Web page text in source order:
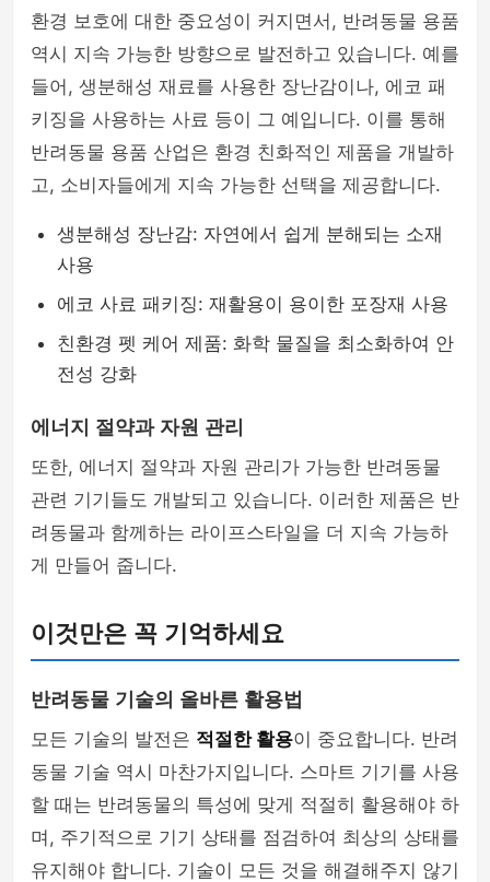
환경 보호에 대한 중요성이 커지면서, 반려동물 용품
역시 지속 가능한 방향으로 발전하고 있습니다. 예를
들어, 생분해성 재료를 사용한 장난감이나, 에코 패
키징을 사용하는 사료 등이 그 예입니다. 이를 통해
반려동물 용품 산업은 환경 친화적인 제품을 개발하
고, 소비자들에게 지속 가능한 선택을 제공합니다.
생분해성 장난감: 자연에서 쉽게 분해되는 소재
사용
에코 사료 패키징: 재활용이 용이한 포장재 사용
친환경 펫 케어 제품: 화학 물질을 최소화하여 안
전성 강화
에너지 절약과 자원 관리
또한, 에너지 절약과 자원 관리가 가능한 반려동물
관련 기기들도 개발되고 있습니다. 이러한 제품은 반
려동물과 함께하는 라이프스타일을 더 지속 가능하
게 만들어 줍니다.
이것만은 꼭 기억하세요
반려동물 기술의 올바른 활용법
모든 기술의 발전은 적절한 활용이 중요합니다. 반려
동물 기술 역시 마찬가지입니다. 스마트 기기를 사용
할 때는 반려동물의 특성에 맞게 적절히 활용해야 하
며, 주기적으로 기기 상태를 점검하여 최상의 상태를
유지해야 합니다. 기술이 모든 것을 해결해주지 않기